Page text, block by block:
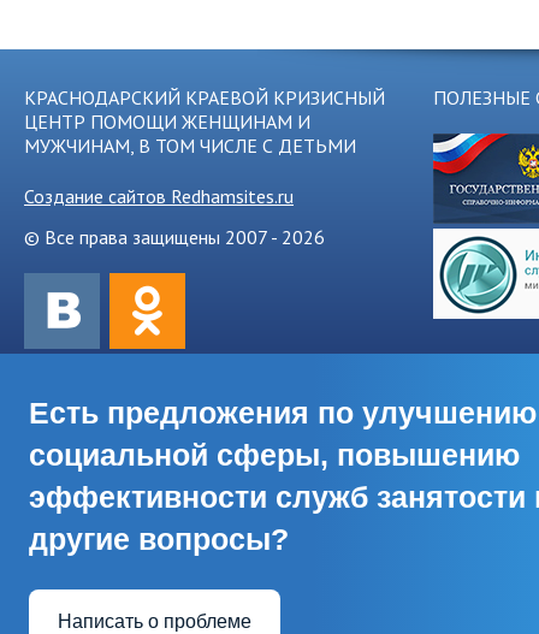
КРАСНОДАРСКИЙ КРАЕВОЙ КРИЗИСНЫЙ
ЦЕНТР ПОМОЩИ ЖЕНЩИНАМ И
МУЖЧИНАМ, В ТОМ ЧИСЛЕ С ДЕТЬМИ
Создание сайтов Redhamsites.ru
© Все права защищены 2007 - 2026
ПОЛЕЗНЫЕ
Есть предложения по улучшению
социальной сферы, повышению
эффективности служб занятости
другие вопросы?
Написать о проблеме